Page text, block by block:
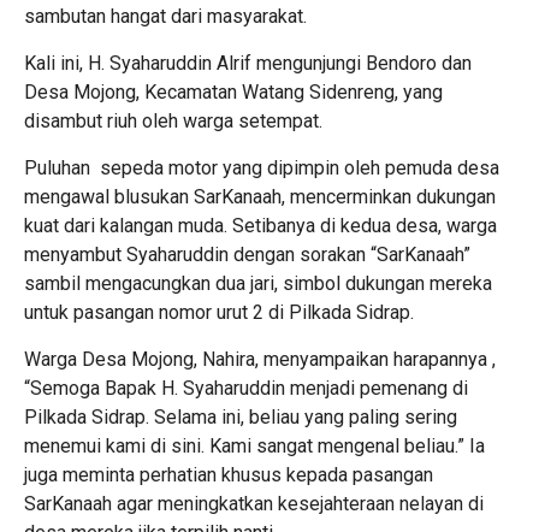
sambutan hangat dari masyarakat.
Kali ini, H. Syaharuddin Alrif mengunjungi Bendoro dan
Desa Mojong, Kecamatan Watang Sidenreng, yang
disambut riuh oleh warga setempat.
Puluhan sepeda motor yang dipimpin oleh pemuda desa
mengawal blusukan SarKanaah, mencerminkan dukungan
kuat dari kalangan muda. Setibanya di kedua desa, warga
menyambut Syaharuddin dengan sorakan “SarKanaah”
sambil mengacungkan dua jari, simbol dukungan mereka
untuk pasangan nomor urut 2 di Pilkada Sidrap.
Warga Desa Mojong, Nahira, menyampaikan harapannya ,
“Semoga Bapak H. Syaharuddin menjadi pemenang di
Pilkada Sidrap. Selama ini, beliau yang paling sering
menemui kami di sini. Kami sangat mengenal beliau.” Ia
juga meminta perhatian khusus kepada pasangan
SarKanaah agar meningkatkan kesejahteraan nelayan di